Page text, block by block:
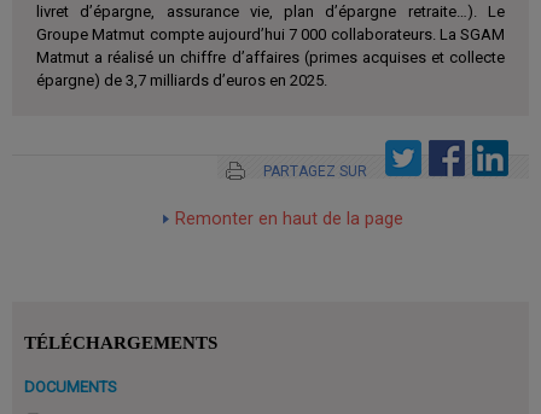
livret d’épargne, assurance vie, plan d’épargne retraite…). Le
Groupe Matmut compte aujourd’hui 7 000 collaborateurs. La SGAM
Matmut a réalisé un chiffre d’affaires (primes acquises et collecte
épargne) de 3,7 milliards d’euros en 2025.
PARTAGEZ SUR
Remonter en haut de la page
TÉLÉCHARGEMENTS
DOCUMENTS